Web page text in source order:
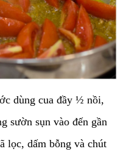
dùng cua đầy ½ nồi,
sườn sụn vào đến gần
lọc, dấm bỗng và chút